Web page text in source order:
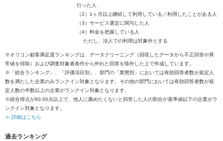
行った人
（2）1ヶ月以上継続して利用している／利用したことがある人
（3）サービス選定に関与した人
（4）料金を把握している人
ただし、法人での利用は対象外とする
※オリコン顧客満足度ランキングは、データクリーニング（回収したデータから不正回答や異
常値を排除）および調査対象者条件から外れた回答を除外した上で作成しています。
※「総合ランキング」、「評価項目別」、部門の「業態別」においては有効回答者数が規定人
数を満たした企業のみランクイン対象となります。その他の部門においては有効回答者数が規
定人数の半数以上の企業がランクイン対象となります。
※総合得点が60.00点以上で、他人に薦めたくないと回答した人の割合が基準値以下の企業がラ
ンクイン対象となります。
≫ 詳細はこちら
過去ランキング